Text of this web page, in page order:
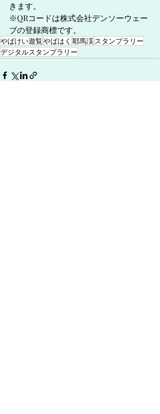
きます。
※QRコードは株式会社デンソーウェー
ブの登録商標です。
やばけい遊覧やばはく 耶馬渓スタンプラリー
デジタルスタンプラリー